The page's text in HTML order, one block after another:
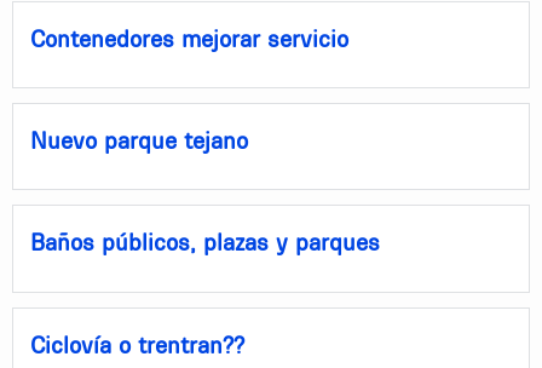
Contenedores mejorar servicio
Nuevo parque tejano
Baños públicos, plazas y parques
Ciclovía o trentran??